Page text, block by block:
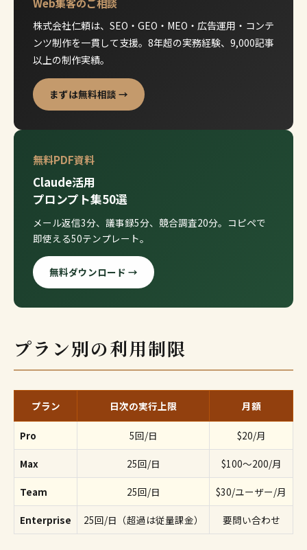
株式会社仁頼は、SEO・GEO・MEO・広告運用・コンテ
ンツ制作を一貫して支援。8年超の実務経験、9,000記事
以上の制作実績。
まずは無料相談 →
無料PDF資料
Claude活用
プロンプト集50選
メール返信3分、議事録5分、競合調査20分。コピペで
即使える50テンプレート。
無料ダウンロード →
プラン別の利用制限
プラン 日次の実行上限 月額
Pro 5回/日 $20/月
Max 25回/日 $100〜200/月
Team 25回/日 $30/ユーザー/月
Enterprise 25回/日（超過は従量課金） 要問い合わせ